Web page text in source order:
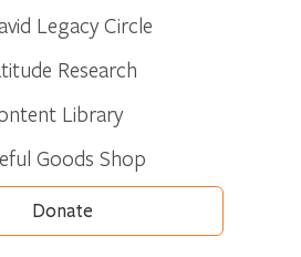
Legacy Circle
Research
Library
Goods Shop
Donate